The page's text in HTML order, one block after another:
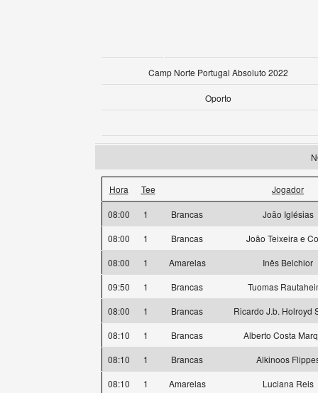
Camp Norte Portugal Absoluto 2022
Oporto
Hora Tee Jogador
08:00 1 Brancas
João Iglésias
08:00
1 Brancas
João Teixeira e
08:00
1 Amarelas
Inês Belchior
09:50
1 Brancas
Tuomas
08:00
1 Brancas
Ricardo J.b. Holroyd
08:10
1 Brancas
Alberto Costa
08:10
1 Brancas
Alkinoos
08:10
1 Amarelas
Luciana Reis